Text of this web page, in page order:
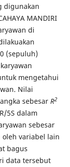
digunakan
MANDIRI
di
(sepuluh)
mengetahui
Nilai
sebesar R2
5S dalam
sebesar
oleh variabel lain
bagus
data tersebut